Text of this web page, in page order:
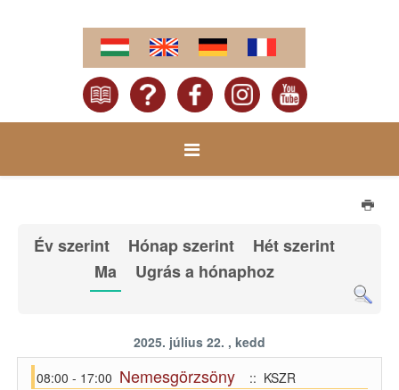
Év szerint Hónap szerint
Hét szerint
Ma
Ugrás a hónaphoz
2025. július 22. , kedd
08:00 - 17:00 Nemesgörzsöny
:: KSZR